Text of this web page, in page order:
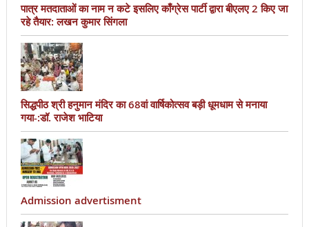
पात्र मतदाताओं का नाम न कटे इसलिए काँग्रेस पार्टी द्वारा बीएलए 2 किए जा
रहे तैयार: लखन कुमार सिंगला
सिद्धपीठ श्री हनुमान मंदिर का 68वां वार्षिकोत्सव बड़ी धूमधाम से मनाया
गया-:डॉ. राजेश भाटिया
Admission advertisment